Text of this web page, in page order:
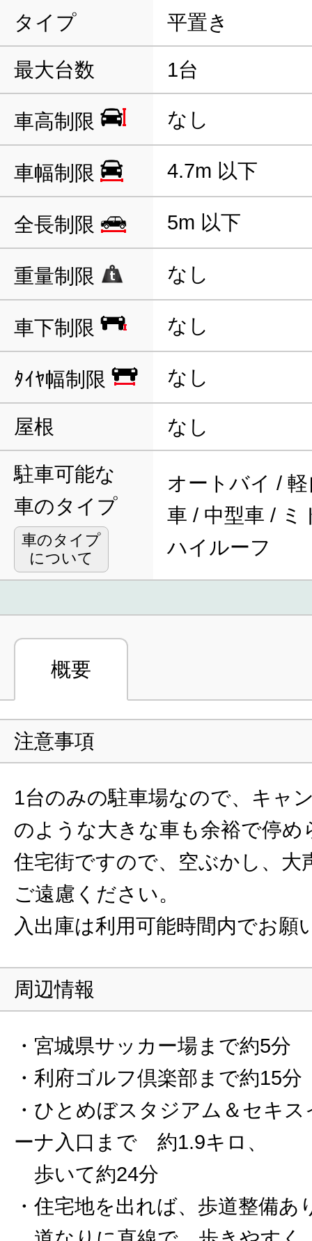
タイプ 平置き
最大台数 1台
車高制限 なし
車幅制限 4.7m 以下
全長制限 5m 以下
重量制限 なし
車下制限 なし
ﾀｲﾔ幅制限 なし
屋根 なし
駐車可能な
車のタイプ
車のタイプ
について
オートバイ /
車 / 中型車 / ミ
ハイルーフ
概要
注意事項
1台のみの駐車場なので、キャ
のような大きな車も余裕で停め
住宅街ですので、空ぶかし、大
ご遠慮ください。
入出庫は利用可能時間内でお願
周辺情報
・宮城県サッカー場まで約5分
・利府ゴルフ倶楽部まで約15分
・ひとめぼスタジアム＆セキ
ーナ入口まで 約1.9キロ、
歩いて約24分
・住宅地を出れば、歩道整備あ